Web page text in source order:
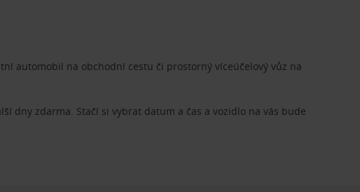
automobil na obchodní cestu či prostorný víceúčelový vůz na
dny zdarma. Stačí si vybrat datum a čas a vozidlo na vás bude